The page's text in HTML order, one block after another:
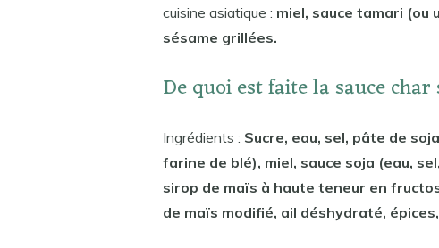
cuisine asiatique : miel, sauce tamari (ou
sésame grillées.
De quoi est faite la sauce char
Ingrédients : Sucre, eau, sel, pâte de
farine de blé), miel, sauce soja (eau,
sirop de maïs à haute teneur en
de maïs modifié, ail déshydraté,